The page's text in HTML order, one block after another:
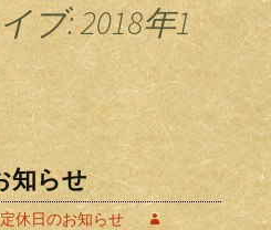
ブ: 2018年1
知らせ
定休日のお知らせ